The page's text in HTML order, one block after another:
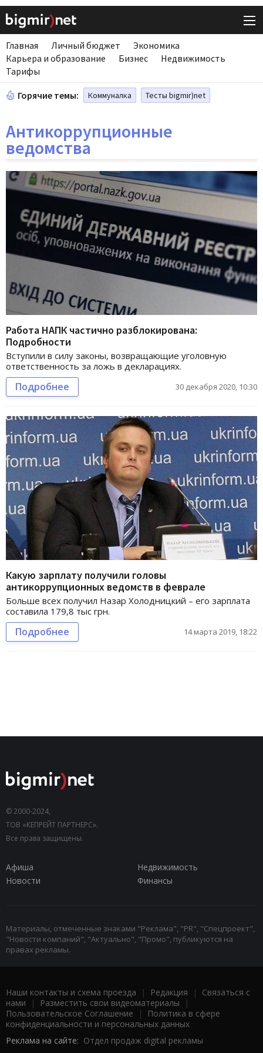
Главная Личный бюджет
Экономика
Карьера и образование
Бизнес
Недвижимость
Тарифы
Горячие темы: Коммуналка Тесты bigmir)net
Антикоррупционные
ведомства
Работа НАПК частично разблокирована:
Подробности
Вступили в силу законы, возвращающие уголовную
ответственность за ложь в декларациях.
Подробнее 30 декабря 2020, 10:30
Какую зарплату получили головы
антикоррупционных ведомств в феврале
Больше всех получил Назар Холодницкий – его зарплата
составила 179,8 тыс грн.
Подробнее 14 марта 2019, 18:22
© 2000-2024,
ТОВ «КЕПРЕЙТ ПАРТНЕРС».
Все права защищены.
Афиша
Недвижимость
Новости
Финансы
Материалы, отмеченные знаками "Реклама", "PR", "Спецпроект",
"Новости компаний", "Актуально", "Промо", публикуются на
правах рекламы.
Наши контакты и схема проезда | Редакция | Связаться с
нами | Разместить свои видеоматериалы |
Пользовательское Соглашение |
Политика в сфере
конфиденциальности и персональных данных
Реклама на сайте: Отдел продаж digital рекламы